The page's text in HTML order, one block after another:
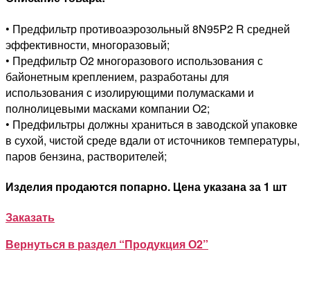
• Предфильтр противоаэрозольный 8N95P2 R средней
эффективности, многоразовый;
• Предфильтр О2 многоразового использования с
байонетным креплением, разработаны для
использования с изолирующими полумасками и
полнолицевыми масками компании О2;
• Предфильтры должны храниться в заводской упаковке
в сухой, чистой среде вдали от источников температуры,
паров бензина, растворителей;
Изделия продаются попарно. Цена указана за 1 шт
Заказать
Вернуться в раздел “Продукция О2”